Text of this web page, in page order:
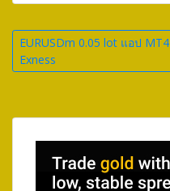
Post
navigation
EURUSDm 0.05 lot แอป MT4
Exness